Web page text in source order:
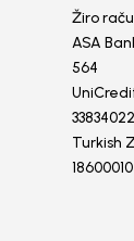
Žiro
ASA
564
Turkish